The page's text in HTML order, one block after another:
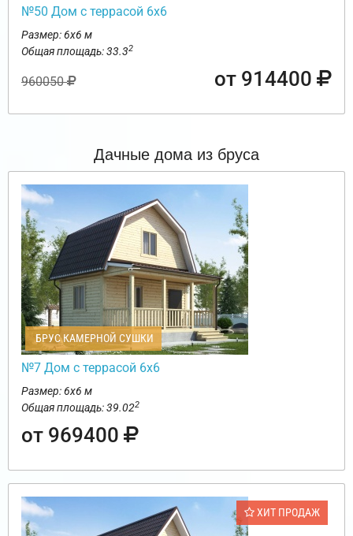
№50 Дом с террасой 6х6
Размер: 6х6 м
Общая площадь: 33.32
960050 от 914400
Дачные дома из бруса
БРУС КАМЕРНОЙ СУШКИ
№7 Дом с террасой 6х6
Размер: 6х6 м
Общая площадь: 39.022
от 969400
ХИТ ПРОДАЖ